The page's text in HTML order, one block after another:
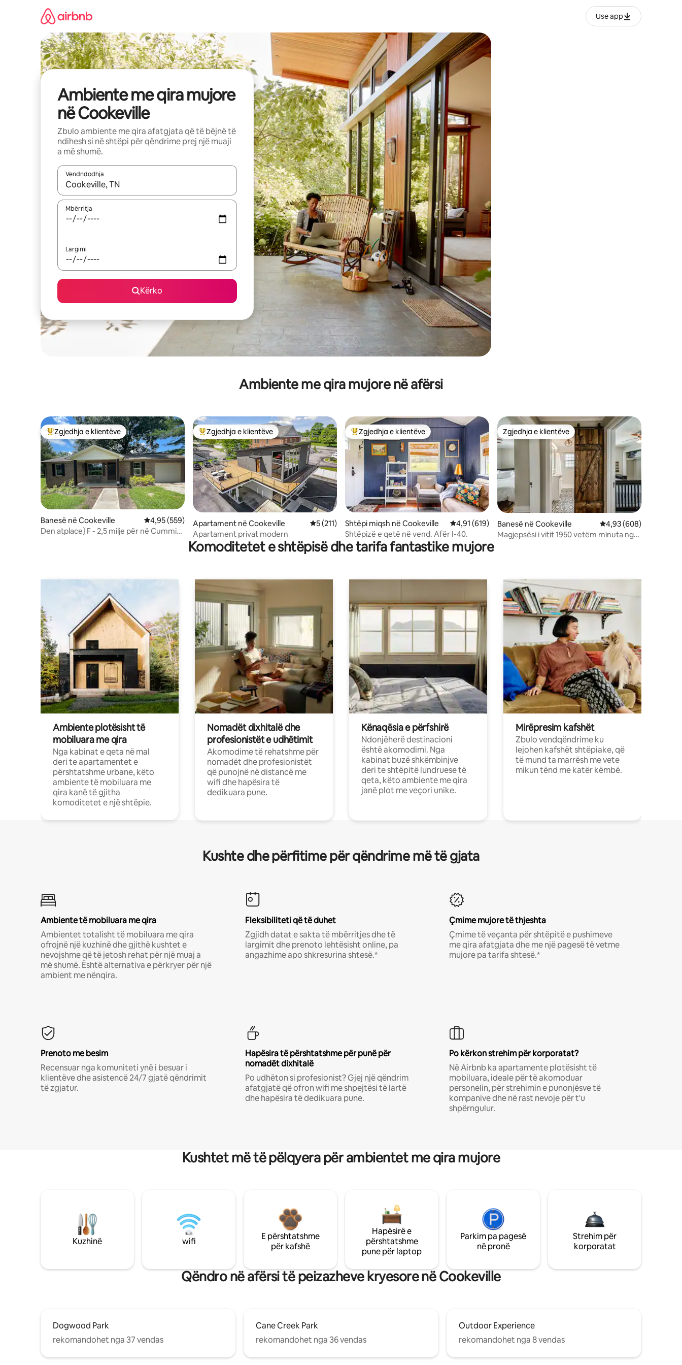
Use app
Ambiente me qira mujore
në Cookeville
Zbulo ambiente me qira afatgjata që të bëjnë të
ndihesh si në shtëpi për qëndrime prej një muaji
a më shumë.
Vendndodhja
Kur rezultatet të jenë të disponueshme, lëviz me butonat e shigjetave lart e poshtë ose eksploro duke prekur ose duke lëvizur ekranin.
Mbërritja
Largimi
Kërko
Ambiente me qira mujore në afërsi
Më të mirat e zgjedhjeve të klientëve
Zgjedhja e klientëve
Banesë në Cookeville Vlerësimi mesatar 4,95 nga 5, 559 vlerësime
4,95 (559)
Den atplace} F - 2,5 milje për në Cummins
Më të mirat e zgjedhjeve të klientëve
Zgjedhja e klientëve
Apartament në Cookeville Vlerësimi mesatar 5 nga 5, 211 vlerësime
5 (211)
Apartament privat modern
Më të mirat e zgjedhjeve të klientëve
Zgjedhja e klientëve
Shtëpi miqsh në Cookeville Vlerësimi mesatar 4,91 nga 5, 619 vlerësime
4,91 (619)
Shtëpizë e qetë në vend. Afër I-40.
Zgjedhja e klientëve
Zgjedhja e klientëve
Banesë në Cookeville Vlerësimi mesatar
4,93 (608)
Magjepsësi i vitit 1950 vetëm minuta nga
Komoditetet e shtëpisë dhe tarifa fantastike mujore
Ambiente plotësisht të
mobiluara me qira
Nga kabinat e qeta në mal
deri te apartamentet e
përshtatshme urbane, këto
ambiente të mobiluara me
qira kanë të gjitha
komoditetet e një shtëpie.
Nomadët dixhitalë dhe
profesionistët e udhëtimit
Akomodime të rehatshme për
nomadët dhe profesionistët
që punojnë në distancë me
wifi dhe hapësira të
dedikuara pune.
Kënaqësia e përfshirë
Ndonjëherë destinacioni
është akomodimi. Nga
kabinat buzë shkëmbinjve
deri te shtëpitë lundruese të
qeta, këto ambiente me qira
janë plot me veçori unike.
Mirëpresim kafshët
Zbulo vendqëndrime ku
lejohen kafshët shtëpiake, që
të mund ta marrësh me vete
mikun tënd me katër këmbë.
Kushte dhe përfitime për qëndrime më të gjata
Ambiente të mobiluara me qira
Ambientet totalisht të mobiluara me qira
ofrojnë një kuzhinë dhe gjithë kushtet e
nevojshme që të jetosh rehat për një muaj a
më shumë. Është alternativa e përkryer për një
ambient me nënqira.
Fleksibiliteti që të duhet
Zgjidh datat e sakta të mbërritjes dhe të
largimit dhe prenoto lehtësisht online, pa
angazhime apo shkresurina shtesë.*
Çmime mujore të thjeshta
Çmime të veçanta për shtëpitë e pushimeve
me qira afatgjata dhe me një pagesë të vetme
mujore pa tarifa shtesë.*
Prenoto me besim
Recensuar nga komuniteti ynë i besuar i
klientëve dhe asistencë 24/7 gjatë qëndrimit
të zgjatur.
Hapësira të përshtatshme për punë për
nomadët dixhitalë
Po udhëton si profesionist? Gjej një qëndrim
afatgjatë që ofron wifi me shpejtësi të lartë
dhe hapësira të dedikuara pune.
Po kërkon strehim për korporatat?
Në Airbnb ka apartamente plotësisht të
mobiluara, ideale për të akomoduar
personelin, për strehimin e punonjësve të
kompanive dhe në rast nevoje për t'u
shpërngulur.
Kushtet më të pëlqyera për ambientet me qira mujore
Kuzhinë wifi
E përshtatshme
për kafshë
Hapësirë e
përshtatshme
pune për laptop
Parkim pa pagesë
në pronë
Strehim për
korporatat
Qëndro në afërsi të peizazheve kryesore në Cookeville
Dogwood Park
rekomandohet nga 37 vendas
Cane Creek Park
rekomandohet nga 36 vendas
Outdoor Experience
rekomandohet nga 8 vendas